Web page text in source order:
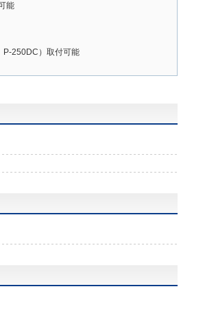
能
P-250DC）取付可能